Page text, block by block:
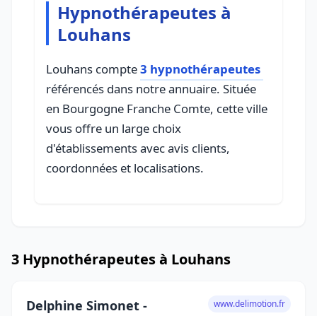
Hypnothérapeutes à
Louhans
Louhans compte3 hypnothérapeutes
référencés dans notre annuaire. Située
en Bourgogne Franche Comte, cette ville
vous offre un large choix
d'établissements avec avis clients,
coordonnées et localisations.
3 Hypnothérapeutes à Louhans
Delphine Simonet -
www.delimotion.fr